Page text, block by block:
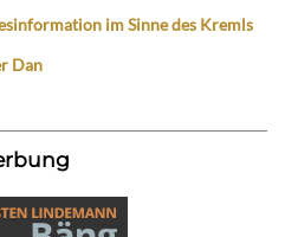
im Sinne des Kremls
Dan